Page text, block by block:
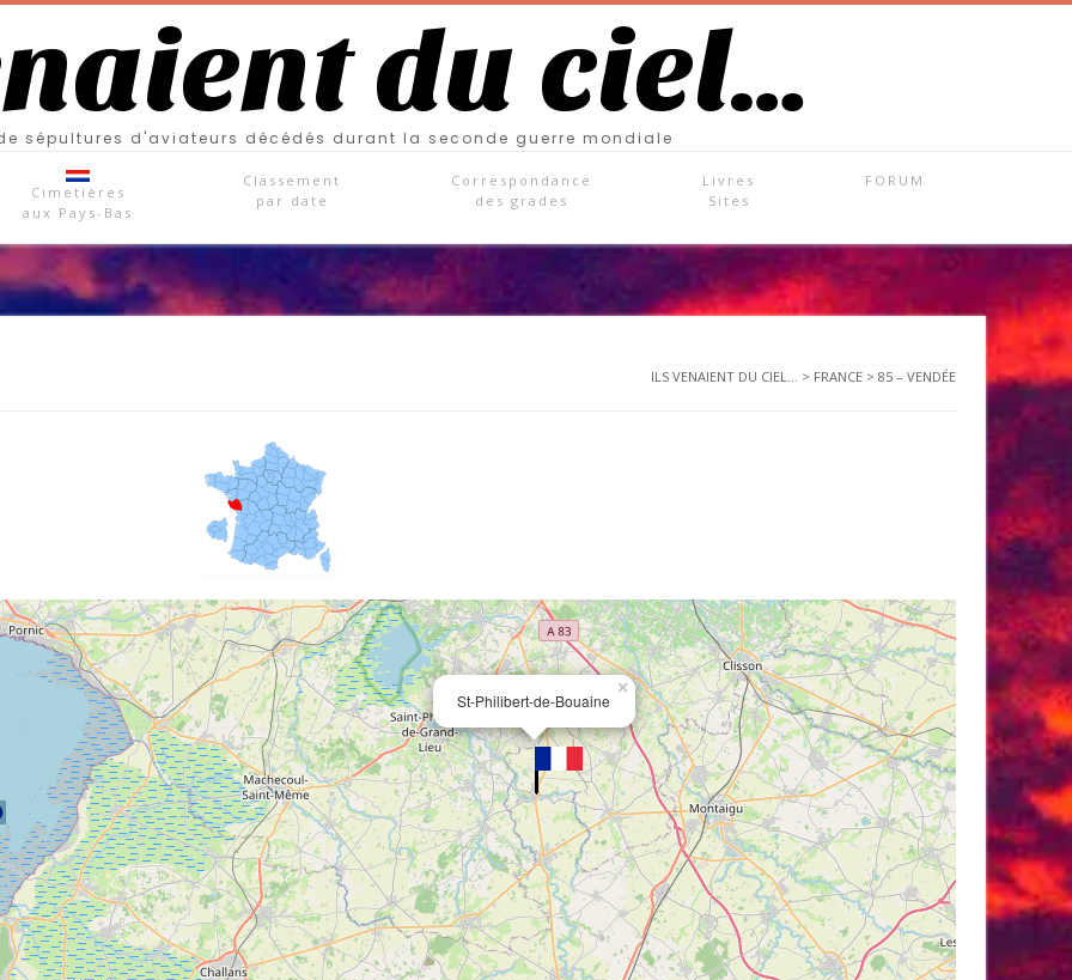
du ciel…
sépultures d'aviateurs décédés durant la seconde guerre mondiale
Cimetières
aux Pays-Bas
Classement
par date
Correspondance
des grades
Livres
Sites
FORUM
ILS VENAIENT DU CIEL... > FRANCE > 85 – VENDÉE
St-Philibert-de-Bouaine
×